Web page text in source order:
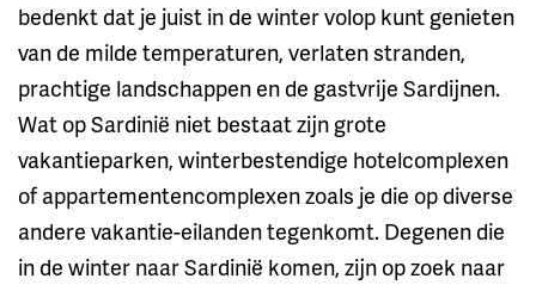
bedenkt dat je juist in de winter volop kunt genieten
van de milde temperaturen, verlaten stranden,
prachtige landschappen en de gastvrije Sardijnen.
Wat op Sardinië niet bestaat zijn grote
vakantieparken, winterbestendige hotelcomplexen
of appartementencomplexen zoals je die op diverse
andere vakantie-eilanden tegenkomt. Degenen die
in de winter naar Sardinië komen, zijn op zoek naar